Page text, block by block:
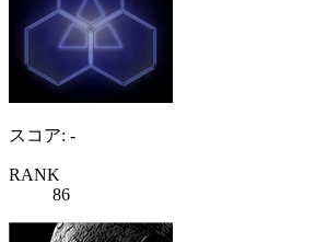
スコア: -
RANK
86